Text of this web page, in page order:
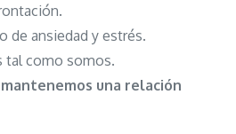
de ansiedad y estrés.
tal como somos.
una relación